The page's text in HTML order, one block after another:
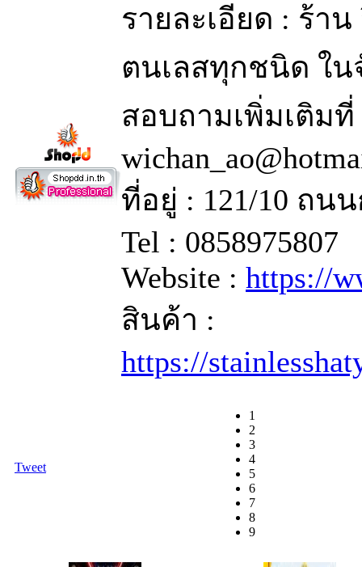
รายละเอียด : ร้า
ตนเลสทุกชนิด ใน
สอบถามเพิ่มเติมที่
ที่อยู่ : 121/10 ถน
Tel : 0858975807
Website : https://
สินค้า :
https://
Tweet
1
2
3
4
5
6
7
8
9